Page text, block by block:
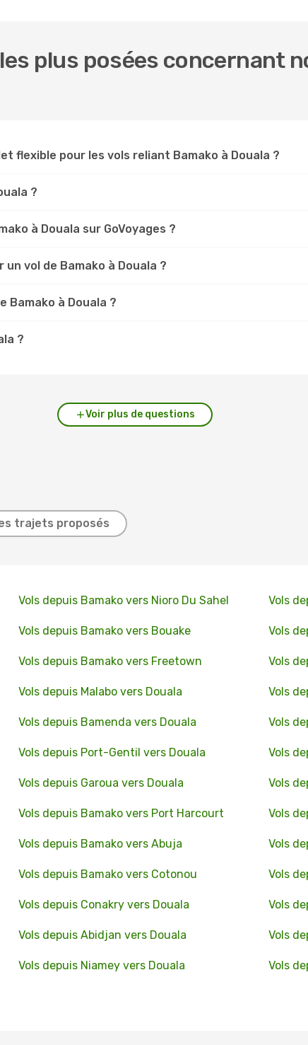
plus posées concernant
flexible pour les vols reliant Bamako à Douala ?
?
à Douala sur GoVoyages ?
vol de Bamako à Douala ?
Bamako à Douala ?
?
Voir plus de questions
trajets proposés
Vols depuis Bamako vers Nioro Du Sahel Vols
Vols depuis Bamako vers Bouake Vols
Vols depuis Bamako vers Freetown Vols
Vols depuis Malabo vers Douala Vols
Vols depuis Bamenda vers Douala Vols
Vols depuis Port-Gentil vers Douala Vols
Vols depuis Garoua vers Douala Vols
Vols depuis Bamako vers Port Harcourt Vols
Vols depuis Bamako vers Abuja Vols
Vols depuis Bamako vers Cotonou Vols
Vols depuis Conakry vers Douala Vols
Vols depuis Abidjan vers Douala Vols
Vols depuis Niamey vers Douala Vols